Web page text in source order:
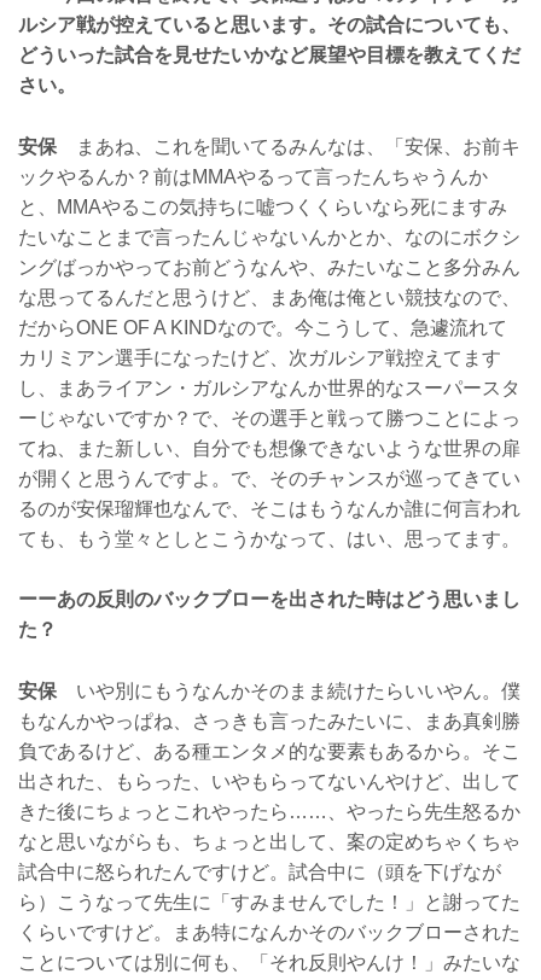
ルシア戦が控えていると思います。その試合についても、
どういった試合を見せたいかなど展望や目標を教えてくだ
さい。
安保 まあね、これを聞いてるみんなは、「安保、お前キ
ックやるんか？前はMMAやるって言ったんちゃうんか
と、MMAやるこの気持ちに嘘つくくらいなら死にますみ
たいなことまで言ったんじゃないんかとか、なのにボクシ
ングばっかやってお前どうなんや、みたいなこと多分みん
な思ってるんだと思うけど、まあ俺は俺とい競技なので、
だからONE OF A KINDなので。今こうして、急遽流れて
カリミアン選手になったけど、次ガルシア戦控えてます
し、まあライアン・ガルシアなんか世界的なスーパースタ
ーじゃないですか？で、その選手と戦って勝つことによっ
てね、また新しい、自分でも想像できないような世界の扉
が開くと思うんですよ。で、そのチャンスが巡ってきてい
るのが安保瑠輝也なんで、そこはもうなんか誰に何言われ
ても、もう堂々としとこうかなって、はい、思ってます。
ーーあの反則のバックブローを出された時はどう思いまし
た？
安保 いや別にもうなんかそのまま続けたらいいやん。僕
もなんかやっぱね、さっきも言ったみたいに、まあ真剣勝
負であるけど、ある種エンタメ的な要素もあるから。そこ
出された、もらった、いやもらってないんやけど、出して
きた後にちょっとこれやったら……、やったら先生怒るか
なと思いながらも、ちょっと出して、案の定めちゃくちゃ
試合中に怒られたんですけど。試合中に（頭を下げなが
ら）こうなって先生に「すみませんでした！」と謝ってた
くらいですけど。まあ特になんかそのバックブローされた
ことについては別に何も、「それ反則やんけ！」みたいな